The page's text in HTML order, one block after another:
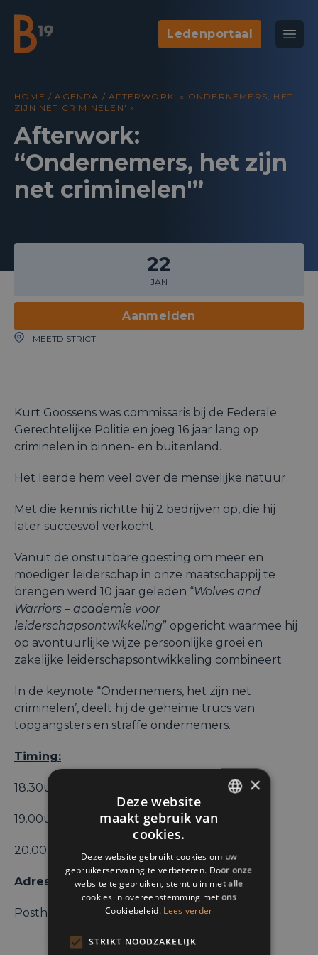
National Business Club & Networking
Ledenportaal
HOME /AGENDA /AFTERWORK: « ONDERNEMERS, HET
ZIJN NET CRIMINELEN' »
Afterwork:
“Ondernemers, het zijn
net criminelen'”
22
JAN
Aanmelden
MEETDISTRICT
Kurt Goossens was commissaris bij de Federale
Gerechtelijke Politie en joeg 16 jaar lang op
criminelen in binnen- en buitenland.
Het leerde hem veel over de menselijke natuur.
Met die kennis richtte hij 2 bedrijven op, die hij
later succesvol verkocht.
Vanuit de onstuitbare goesting om meer en
moediger leiderschap in onze maatschappij te
brengen werd 10 jaar geleden “Wolves and
Warriors – academie voor
leiderschapsontwikkeling” opgericht waarmee hij
op avontuurlijke wijze persoonlijke groei en
zakelijke leiderschapsontwikkeling combineert.
In de keynote “Ondernemers, het zijn net
criminelen’, deelt hij de geheime trucs van
topgangsters en straffe ondernemers.
Timing:
18.30u – 19.00u: Ontvangst
19.00u – 20.00u: Uiteenzetting
20.00u – 21.00u: Drink & Networking
Adresse:
Posthofbrug, 6, 2600, Berchem
ENGLISH
DUTCH
×
Deze website
maakt gebruik van
cookies.
Deze website gebruikt cookies om uw
gebruikerservaring te verbeteren. Door onze
website te gebruiken, stemt u in met alle
cookies in overeenstemming met ons
Cookiebeleid. Lees verder
STRIKT NOODZAKELIJK